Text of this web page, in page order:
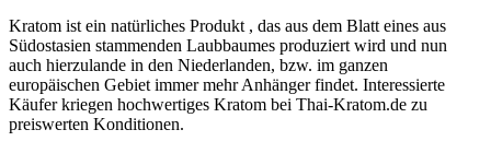
Kratom ist ein natürliches Produkt , das aus dem Blatt eines aus
Südostasien stammenden Laubbaumes produziert wird und nun
auch hierzulande in den Niederlanden, bzw. im ganzen
europäischen Gebiet immer mehr Anhänger findet. Interessierte
Käufer kriegen hochwertiges Kratom bei Thai-Kratom.de zu
preiswerten Konditionen.